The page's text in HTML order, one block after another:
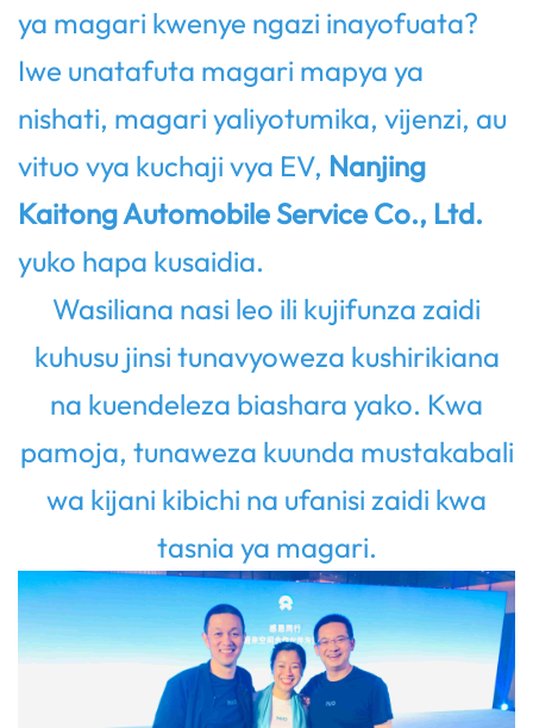
ya magari kwenye ngazi inayofuata?
Iwe unatafuta magari mapya ya
nishati, magari yaliyotumika, vijenzi, au
vituo vya kuchaji vya EV, Nanjing
Kaitong Automobile Service Co., Ltd.
yuko hapa kusaidia.
Wasiliana nasi leo ili kujifunza zaidi
kuhusu jinsi tunavyoweza kushirikiana
na kuendeleza biashara yako. Kwa
pamoja, tunaweza kuunda mustakabali
wa kijani kibichi na ufanisi zaidi kwa
tasnia ya magari.